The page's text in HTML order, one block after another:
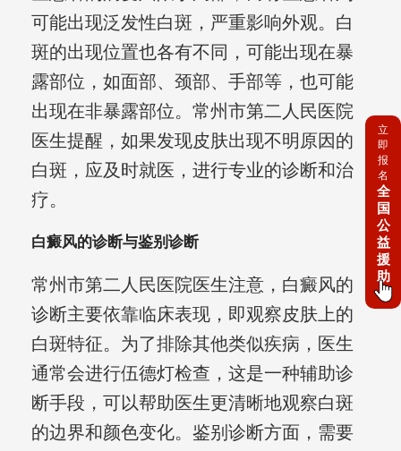
可能出现泛发性白斑，严重影响外观。白
斑的出现位置也各有不同，可能出现在暴
露部位，如面部、颈部、手部等，也可能
出现在非暴露部位。常州市第二人民医院
医生提醒，如果发现皮肤出现不明原因的
白斑，应及时就医，进行专业的诊断和治
疗。
白癜风的诊断与鉴别诊断
常州市第二人民医院医生注意，白癜风的
诊断主要依靠临床表现，即观察皮肤上的
白斑特征。为了排除其他类似疾病，医生
通常会进行伍德灯检查，这是一种辅助诊
断手段，可以帮助医生更清晰地观察白斑
的边界和颜色变化。鉴别诊断方面，需要
立
即
报
名
全
国
公
益
援
助